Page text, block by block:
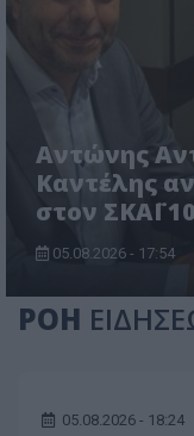
Αντώνης
Καντέλης
στον ΣΚΑΪ
05.08.2026 - 17:54
ΡΟΗ
05.08.2026 - 18:24